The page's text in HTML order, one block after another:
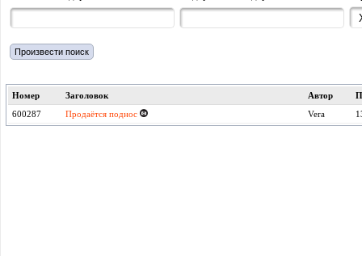
Номер Заголовок Автор
600287
Продаётся поднос Vera